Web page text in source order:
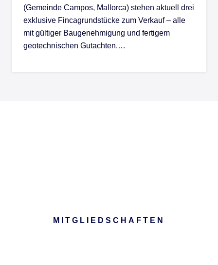
(Gemeinde Campos, Mallorca) stehen aktuell drei
exklusive Fincagrundstücke zum Verkauf – alle
mit gültiger Baugenehmigung und fertigem
geotechnischen Gutachten.…
MITGLIEDSCHAFTEN